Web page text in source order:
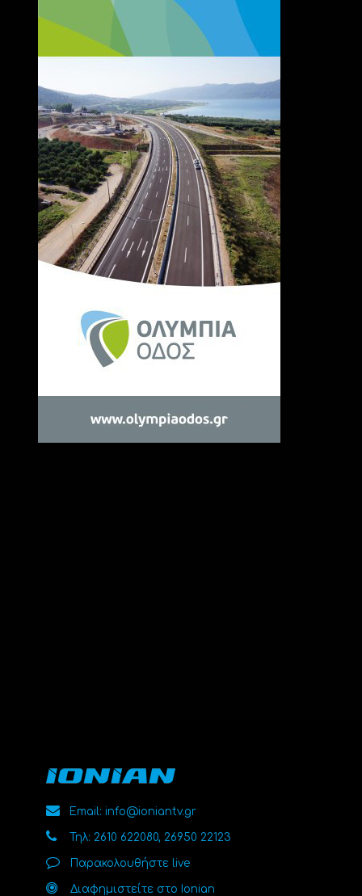
Email: info@ioniantv.gr
Τηλ: 2610 622080, 26950 22123
Παρακολουθήστε live
Διαφημιστείτε στο Ionian